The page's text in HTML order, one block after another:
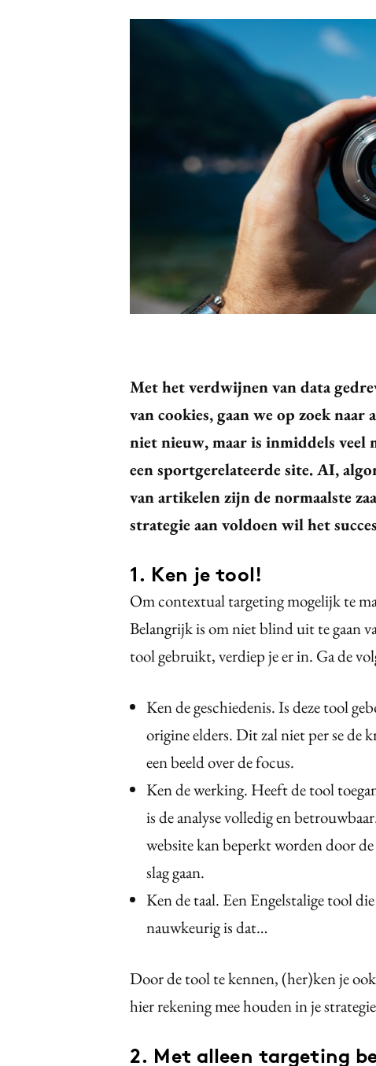
Gedragsverandering
Influencer
Interne
Martech
Met het verdwijnen van data
van cookies, gaan we op zoek
niet nieuw, maar is inmiddels
een sportgerelateerde site. AI,
van artikelen zijn de normaalste
strategie aan voldoen wil het
1. Ken je tool!
Om contextual targeting mogelijk te
Belangrijk is om niet blind uit te gaan
tool gebruikt, verdiep je er in. Ga de
Ken de geschiedenis. Is deze tool
origine elders. Dit zal niet per se de
een beeld over de focus.
Ken de werking. Heeft de tool
is de analyse volledig en
website kan beperkt worden door
slag gaan.
Ken de taal. Een Engelstalige tool
nauwkeurig is dat…
Door de tool te kennen, (her)ken je
hier rekening mee houden in je
2. Met alleen targeting